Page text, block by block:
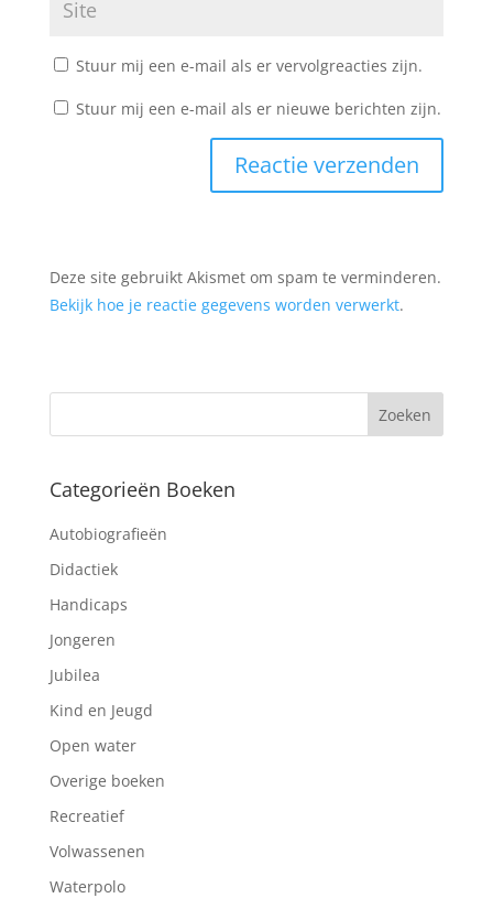
Stuur mij een e-mail als er vervolgreacties zijn.
Stuur mij een e-mail als er nieuwe berichten zijn.
Deze site gebruikt Akismet om spam te verminderen.
Bekijk hoe je reactie gegevens worden verwerkt.
Categorieën Boeken
Autobiografieën
Didactiek
Handicaps
Jongeren
Jubilea
Kind en Jeugd
Open water
Overige boeken
Recreatief
Volwassenen
Waterpolo